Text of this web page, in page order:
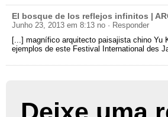
El bosque de los reflejos infinitos |
Junho 23, 2013 em 8:13 no · Responder
[...] magnífico arquitecto paisajista chino Yu
ejemplos de este Festival International des